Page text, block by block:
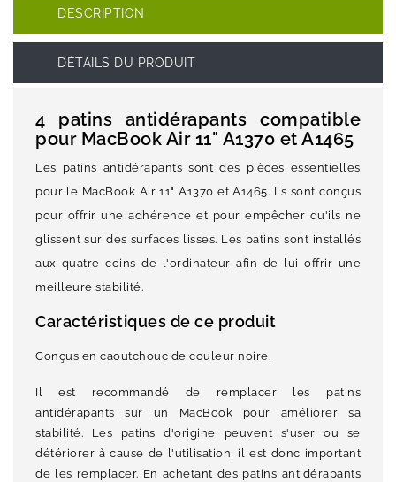
DESCRIPTION
DÉTAILS DU PRODUIT
4 patins antidérapants compatible
pour MacBook Air 11" A1370 et A1465
Les patins antidérapants sont des pièces essentielles
pour le MacBook Air 11" A1370 et A1465. Ils sont conçus
pour offrir une adhérence et pour empêcher qu'ils ne
glissent sur des surfaces lisses. Les patins sont installés
aux quatre coins de l'ordinateur afin de lui offrir une
meilleure stabilité.
Caractéristiques de ce produit
Conçus en caoutchouc de couleur noire.
Il est recommandé de remplacer les patins
antidérapants sur un MacBook pour améliorer sa
stabilité. Les patins d'origine peuvent s'user ou se
détériorer à cause de l'utilisation, il est donc important
de les remplacer. En achetant des patins antidérapants